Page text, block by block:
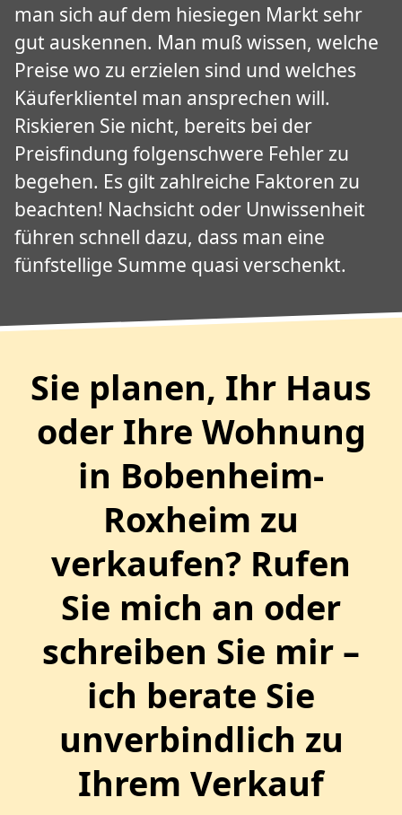
man sich auf dem hiesiegen Markt sehr
gut auskennen. Man muß wissen, welche
Preise wo zu erzielen sind und welches
Käuferklientel man ansprechen will.
Riskieren Sie nicht, bereits bei der
Preisfindung folgenschwere Fehler zu
begehen. Es gilt zahlreiche Faktoren zu
beachten! Nachsicht oder Unwissenheit
führen schnell dazu, dass man eine
fünfstellige Summe quasi verschenkt.
Sie planen, Ihr Haus
oder Ihre Wohnung
in Bobenheim-
Roxheim zu
verkaufen? Rufen
Sie mich an oder
schreiben Sie mir –
ich berate Sie
unverbindlich zu
Ihrem Verkauf